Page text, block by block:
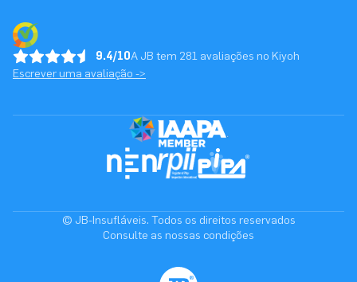
9.4/10A JB tem 281 avaliações no Kiyoh
Escrever uma avaliação ->
© JB-Insufláveis. Todos os direitos reservados
Consulte as nossas condições